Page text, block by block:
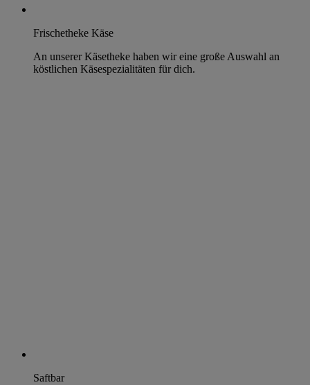
Frischetheke Käse
An unserer Käsetheke haben wir eine große Auswahl an
köstlichen Käsespezialitäten für dich.
Saftbar